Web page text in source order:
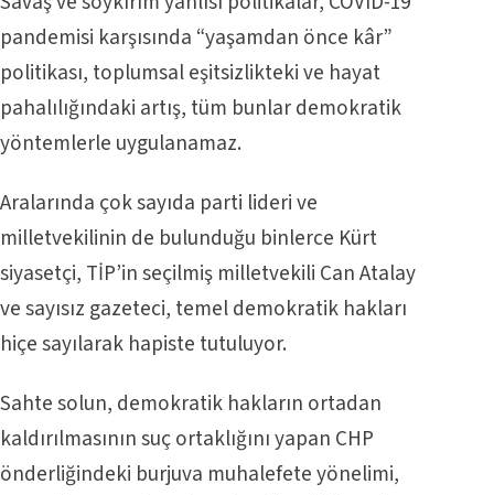
pandemisi karşısında “yaşamdan önce kâr”
politikası, toplumsal eşitsizlikteki ve hayat
pahalılığındaki artış, tüm bunlar demokratik
yöntemlerle uygulanamaz.
Aralarında çok sayıda parti lideri ve
milletvekilinin de bulunduğu binlerce Kürt
siyasetçi, TİP’in seçilmiş milletvekili Can Atalay
ve sayısız gazeteci, temel demokratik hakları
hiçe sayılarak hapiste tutuluyor.
Sahte solun, demokratik hakların ortadan
kaldırılmasının suç ortaklığını yapan CHP
önderliğindeki burjuva muhalefete yönelimi,